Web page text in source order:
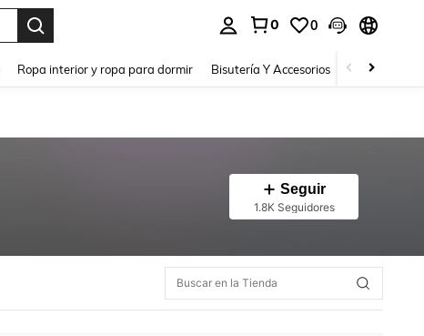
0 0
Ropa interior y ropa para dormir Bisutería Y Accesorios Zapatos
Seguir
1.8K Seguidores